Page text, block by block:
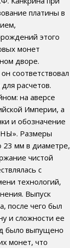
платины в
этого
монет
дворе.
соответствовал
расчетов.
на аверсе
Империи, а
и обозначение
Размеры
23 мм в диаметре,
чистой
с
технологий,
Выпуск
после чего был
и сложности ее
было выпущено
монет, что